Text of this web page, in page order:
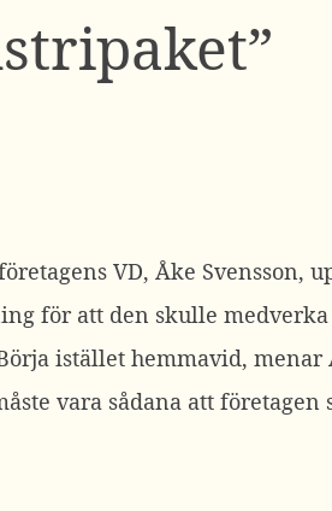
VD, Åke Svensson,
för att den skulle
istället hemmavid, menar
vara sådana att företagen